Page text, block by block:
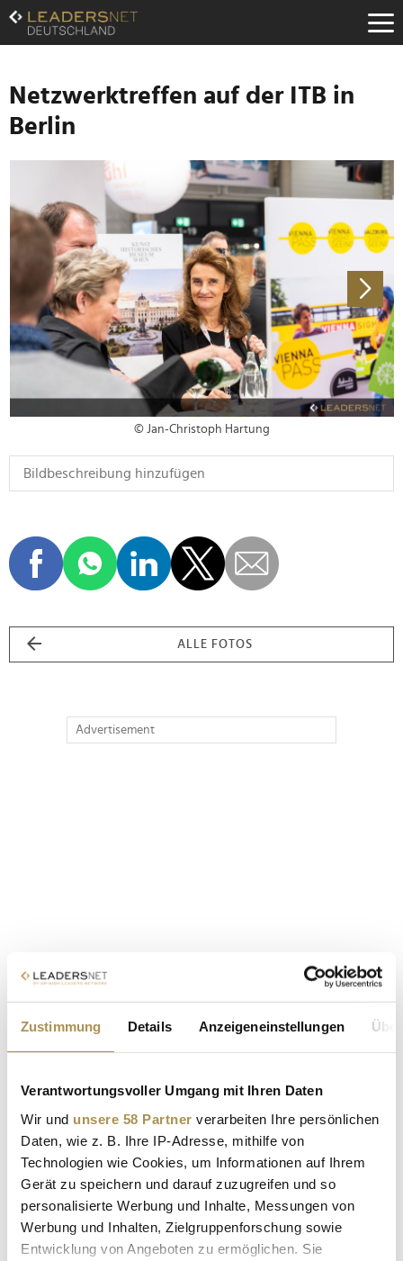
Zustimmung Details Anzeigeneinstellungen
Verantwortungsvoller Umgang mit Ihren Daten
Wir und unsere 58 Partner verarbeiten Ihre persönlichen
Daten, wie z. B. Ihre IP-Adresse, mithilfe von
Technologien wie Cookies, um Informationen auf Ihrem
Gerät zu speichern und darauf zuzugreifen und so
personalisierte Werbung und Inhalte, Messungen von
Werbung und Inhalten, Zielgruppenforschung sowie
Entwicklung von Angeboten zu ermöglichen. Sie
Zum
Inhalt
Zur
Navigation
Zur
Hauptnavigation
Netzwerktreffen auf der ITB in
Berlin
© Jan-Christoph Hartung
ALLE FOTOS
Advertisement